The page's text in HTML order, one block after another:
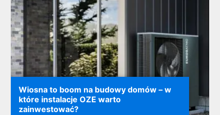
Wiosna to boom na budowy domów – w
które instalacje OZE warto
zainwestować?